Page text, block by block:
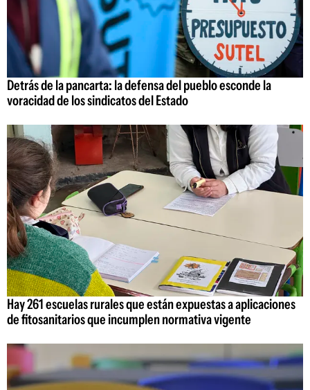
Detrás de la pancarta: la defensa del pueblo esconde la
voracidad de los sindicatos del Estado
Hay 261 escuelas rurales que están expuestas a aplicaciones
de fitosanitarios que incumplen normativa vigente